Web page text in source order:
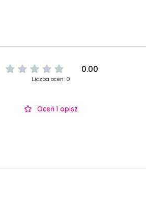
0.00
Liczba ocen: 0
Oceń i opisz